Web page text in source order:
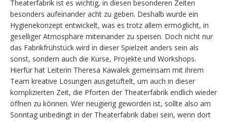
Theaterfabrik ist es wichtig, in diesen besonderen Zeiten
besonders aufeinander acht zu geben. Deshalb wurde ein
Hygienekonzept entwickelt, was es trotz allem ermöglicht, in
geselliger Atmosphäre miteinander zu speisen. Doch nicht nur
das Fabrikfrühstück wird in dieser Spielzeit anders sein als
sonst, sondern auch die Kurse, Projekte und Workshops.
Hierfür hat Leiterin Theresa Kawalek gemeinsam mit ihrem
Team kreative Lösungen ausgetüftelt, um auch in dieser
komplizierten Zeit, die Pforten der Theaterfabrik endlich wieder
öffnen zu können. Wer neugierig geworden ist, sollte also am
Sonntag unbedingt in der Theaterfabrik dabei sein, wenn dort